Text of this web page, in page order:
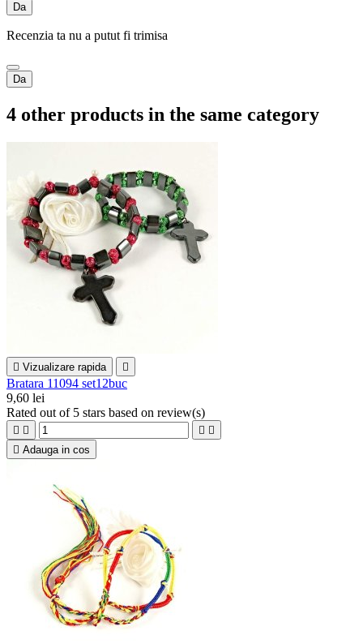
Da
Recenzia ta nu a putut fi trimisa
Da
4 other products in the same category
 Vizualizare rapida 
Bratara 11094 set12buc
9,60 lei
Rated out of 5 stars based on review(s)
   
 Adauga in cos